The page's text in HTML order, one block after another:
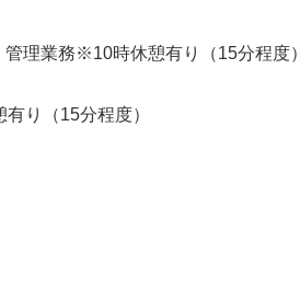
理業務※10時休憩有り（15分程度）
り（15分程度）